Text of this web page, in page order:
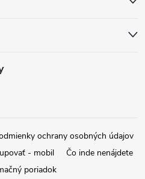
ochrany osobných údajov
- mobil
Čo inde nenájdete
poriadok